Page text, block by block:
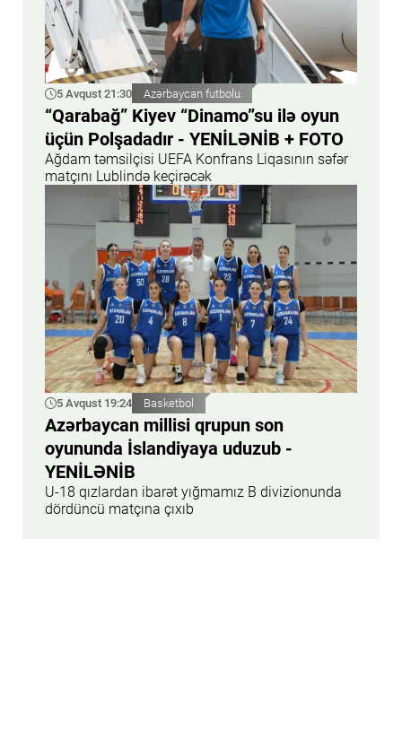
5 Avqust 21:30 Azərbaycan futbolu
“Qarabağ” Kiyev “Dinamo”su ilə oyun
üçün Polşadadır - YENİLƏNİB + FOTO
Ağdam təmsilçisi UEFA Konfrans Liqasının səfər
matçını Lublində keçirəcək
5 Avqust 19:24 Basketbol
Azərbaycan millisi qrupun son
oyununda İslandiyaya uduzub -
YENİLƏNİB
U-18 qızlardan ibarət yığmamız B divizionunda
dördüncü matçına çıxıb